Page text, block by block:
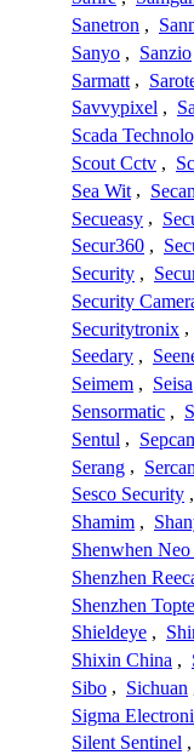
Sanetron ,
Sanyo , Sanzio
Sarmatt ,
Savvypixel ,
Scada
Scout Cctv ,
Sea Wit ,
Secueasy ,
Secur360 ,
Security ,
Security
Securitytronix ,
Seedary ,
Seimem , Seisa
Sensormatic ,
Sentul ,
Serang ,
Sesco Security ,
Shamim ,
Shenwhen
Shenzhen
Shenzhen
Shieldeye ,
Shixin China ,
Sibo , Sichuan
Sigma
Silent Sentinel ,